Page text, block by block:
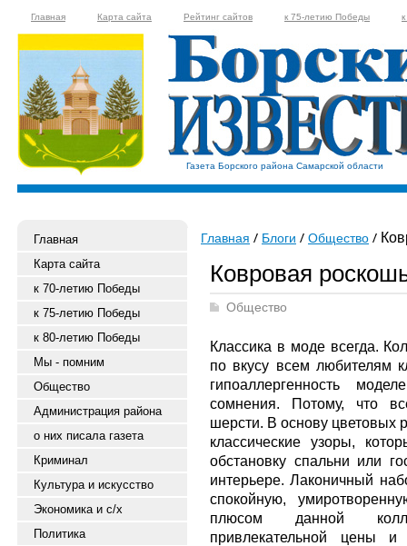
Главная Карта сайта Рейтинг сайтов к 75-летию Победы
Газета Борского района Самарской области
Главная
Карта сайта
к 70-летию Победы
к 75-летию Победы
к 80-летию Победы
Мы - помним
Общество
Администрация района
о них писала газета
Криминал
Культура и искусство
Экономика и с/х
Политика
Главная Блоги Общество
Ковровая
Общество
Классика в моде всегда.
по вкусу всем любителям
гипоаллергенность
сомнения. Потому, что
шерсти. В основу цветовых
классические узоры,
обстановку спальни или
интерьере. Лаконичный
спокойную,
плюсом данной
привлекательной цены и